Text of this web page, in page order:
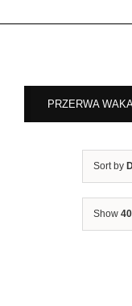
PRZERWA
Sort by
Show